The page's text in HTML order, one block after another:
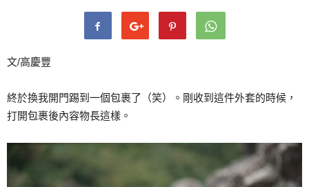
文/高慶豐
終於換我開門踢到一個包裹了（笑）。剛收到這件外套的時候，
打開包裹後內容物長這樣。